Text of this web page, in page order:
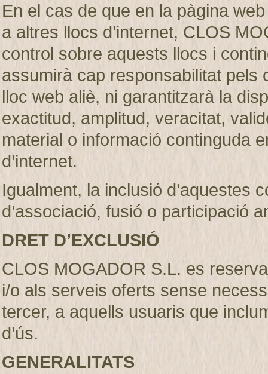
En el cas de que en la pàgina
a altres llocs d’internet, CLOS
control sobre aquests llocs i
assumirà cap responsabilitat pels
lloc web aliè, ni garantitzarà la
exactitud, amplitud, veracitat,
material o informació continguda
d’internet.
Igualment, la inclusió d’aquestes
d’associació, fusió o participació
DRET D’EXCLUSIÓ
CLOS MOGADOR S.L. es
i/o als serveis oferts sense
tercer, a aquells usuaris que
d’ús.
GENERALITATS